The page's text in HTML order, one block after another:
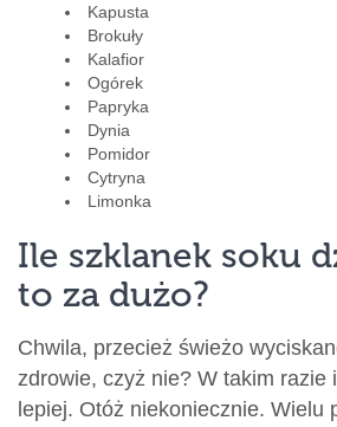
Kapusta
Brokuły
Kalafior
Ogórek
Papryka
Dynia
Pomidor
Cytryna
Limonka
Ile szklanek soku
to za dużo?
Chwila, przecież świeżo
zdrowie, czyż nie? W takim razie
lepiej. Otóż niekoniecznie. Wielu